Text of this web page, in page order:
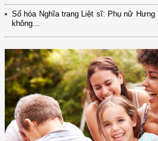
Số hóa Nghĩa trang Liệt sĩ: Phụ nữ
không...